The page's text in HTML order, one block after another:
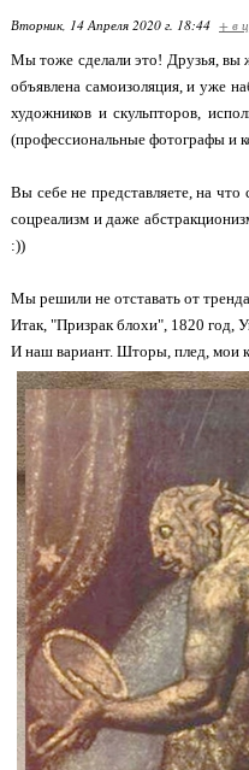
Вторник, 14 Апреля 2020 г. 18:44 + в
Мы тоже сделали это! Друзья, вы
объявлена самоизоляция, и уже
художников и скульпторов,
(профессиональные фотографы и
Вы себе не представляете, на
соцреализм и даже
:))
Мы решили не отставать от
Итак, "Призрак блохи", 1820 год,
И наш вариант. Шторы, плед, мои